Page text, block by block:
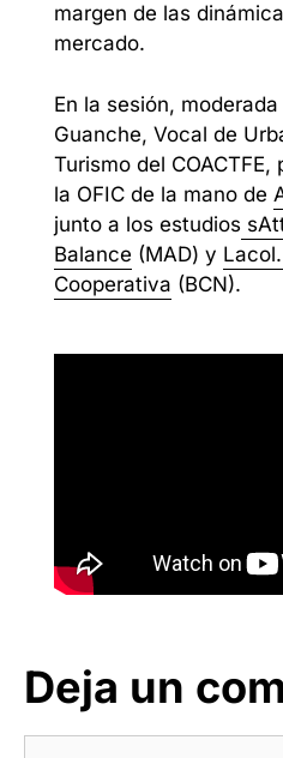
margen de las
mercado.
En la sesión,
Guanche, Vocal de
Turismo del
la OFIC de la mano de
junto a los estudios
Balance (MAD) y
Cooperativa (BCN).
Deja un